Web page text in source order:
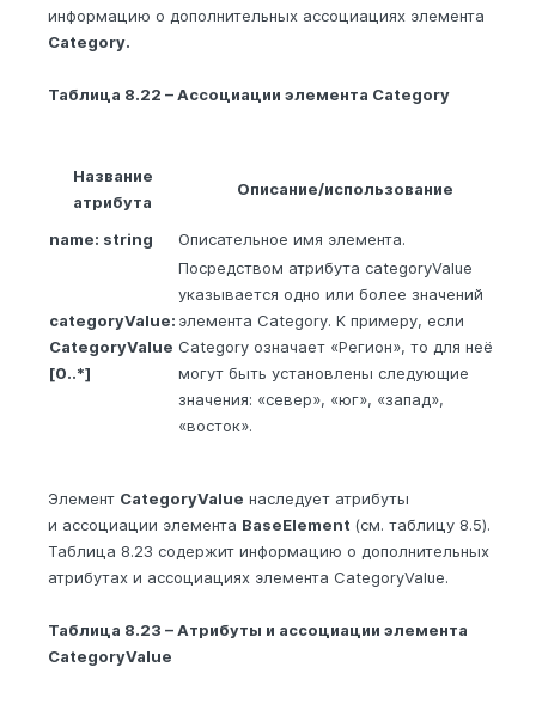
информацию о дополнительных ассоциациях элемента
Category.
Таблица 8.22 – Ассоциации элемента Category
Название
атрибута
Описание/использование
name: string Описательное имя элемента.
categoryValue:
CategoryValue
[0..*]
Посредством атрибута categoryValue
указывается одно или более значений
элемента Category. К примеру, если
Category означает «Регион», то для неё
могут быть установлены следующие
значения: «север», «юг», «запад»,
«восток».
Элемент CategoryValue наследует атрибуты
и ассоциации элемента BaseElement (см. таблицу 8.5).
Таблица 8.23 содержит информацию о дополнительных
атрибутах и ассоциациях элемента CategoryValue.
Таблица 8.23 – Атрибуты и ассоциации элемента
CategoryValue